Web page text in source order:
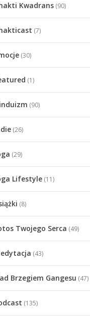
Kwadrans(90)
(7)
(30)
(1)
(90)
(26)
(29)
Lifestyle(11)
(8)
Twojego Serca (49)
(43)
Brzegiem Gangesu (47)
(135)